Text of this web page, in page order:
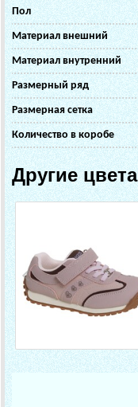
Пол
Материал внешний
Материал внутренний
Размерный ряд
Размерная сетка
Количество в коробе
Другие цвета